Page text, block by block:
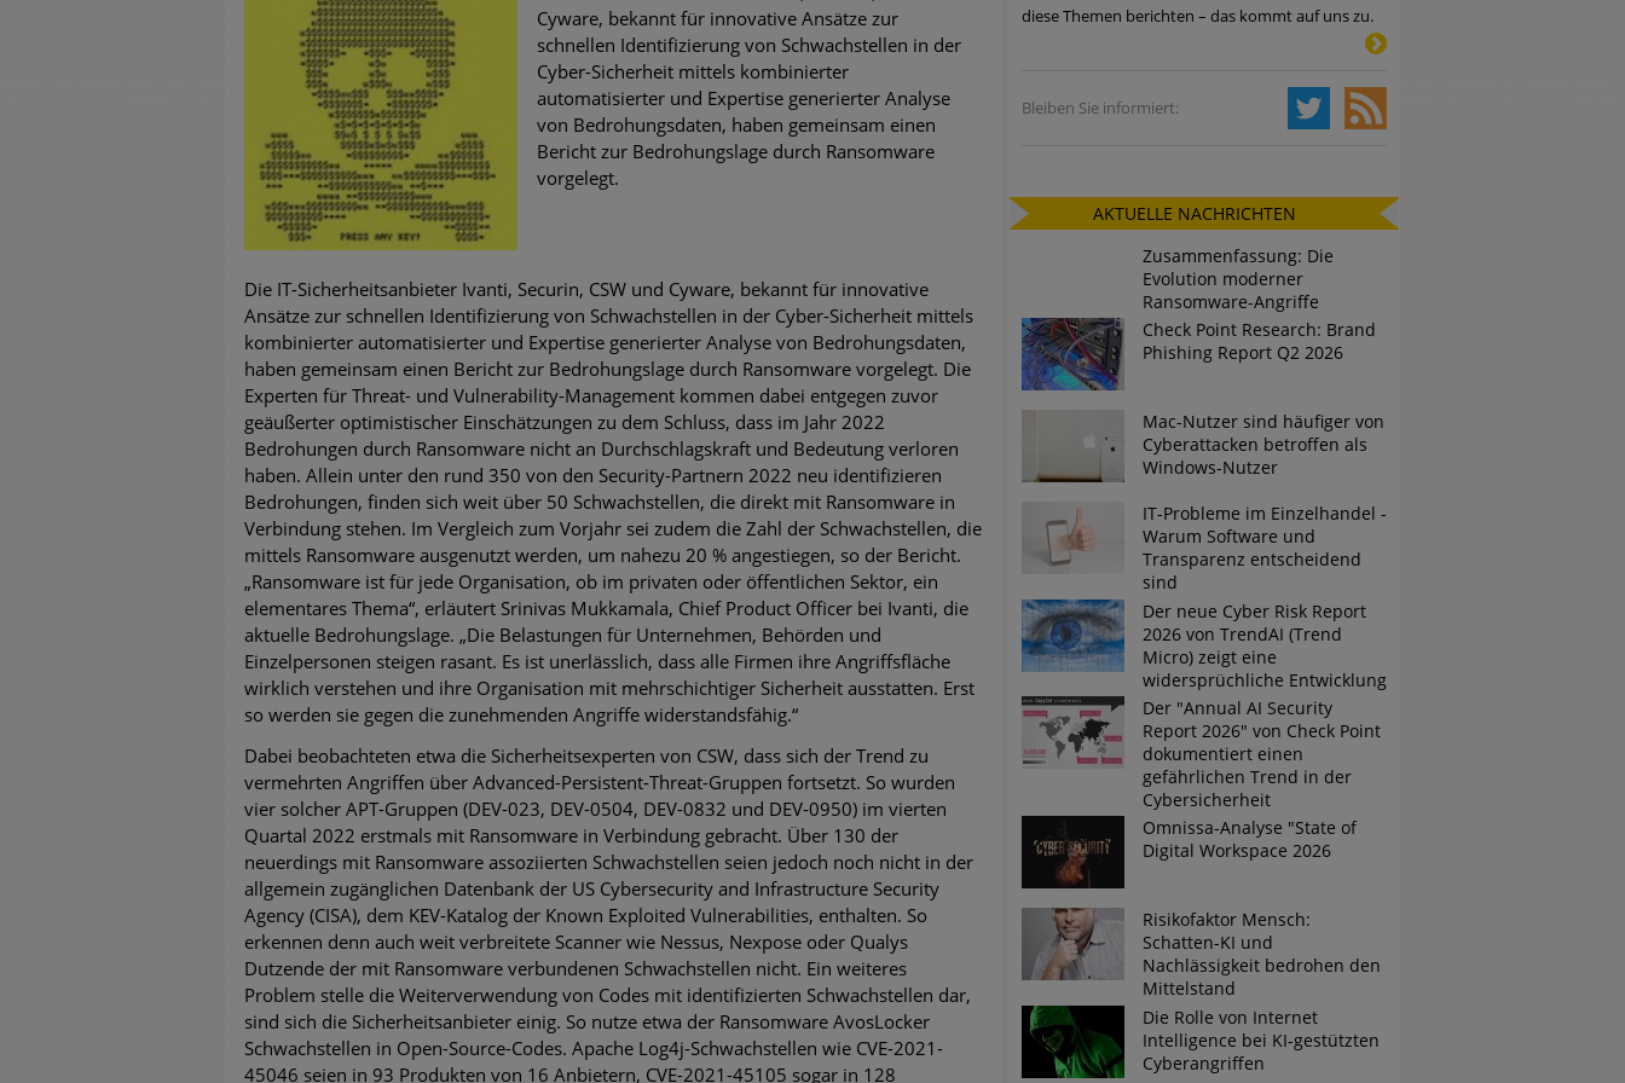
unterschätzen
Weiterentwicklung der HTTP-basierten Cyberangriffe lässt Experten vor Tsunami bei Web-DDoS-Angriffen
Phishing-Trend: Führungskräfte im Visier. Was hilft gegen Harpoon Whaling?
Aktuelle Phishing-Kampagnen mit großen Markennamen – Amazon hat nun reagiert
Fake-Unternehmensprofile auf LinkedIn: Unternehmen und Nutzer im Visier der Datendiebe
Cyber Experience Center in Augsburg
Cyware, bekannt für innovative Ansätze zur
schnellen Identifizierung von Schwachstellen in der
Cyber-Sicherheit mittels kombinierter
automatisierter und Expertise generierter Analyse
von Bedrohungsdaten, haben gemeinsam einen
Bericht zur Bedrohungslage durch Ransomware
vorgelegt.
Die IT-Sicherheitsanbieter Ivanti, Securin, CSW und Cyware, bekannt für innovative
Ansätze zur schnellen Identifizierung von Schwachstellen in der Cyber-Sicherheit mittels
kombinierter automatisierter und Expertise generierter Analyse von Bedrohungsdaten,
haben gemeinsam einen Bericht zur Bedrohungslage durch Ransomware vorgelegt. Die
Experten für Threat- und Vulnerability-Management kommen dabei entgegen zuvor
geäußerter optimistischer Einschätzungen zu dem Schluss, dass im Jahr 2022
Bedrohungen durch Ransomware nicht an Durchschlagskraft und Bedeutung verloren
haben. Allein unter den rund 350 von den Security-Partnern 2022 neu identifizieren
Bedrohungen, finden sich weit über 50 Schwachstellen, die direkt mit Ransomware in
Verbindung stehen. Im Vergleich zum Vorjahr sei zudem die Zahl der Schwachstellen, die
mittels Ransomware ausgenutzt werden, um nahezu 20 % angestiegen, so der Bericht.
„Ransomware ist für jede Organisation, ob im privaten oder öffentlichen Sektor, ein
elementares Thema“, erläutert Srinivas Mukkamala, Chief Product Officer bei Ivanti, die
aktuelle Bedrohungslage. „Die Belastungen für Unternehmen, Behörden und
Einzelpersonen steigen rasant. Es ist unerlässlich, dass alle Firmen ihre Angriffsfläche
wirklich verstehen und ihre Organisation mit mehrschichtiger Sicherheit ausstatten. Erst
so werden sie gegen die zunehmenden Angriffe widerstandsfähig.“
Dabei beobachteten etwa die Sicherheitsexperten von CSW, dass sich der Trend zu
vermehrten Angriffen über Advanced-Persistent-Threat-Gruppen fortsetzt. So wurden
vier solcher APT-Gruppen (DEV-023, DEV-0504, DEV-0832 und DEV-0950) im vierten
Quartal 2022 erstmals mit Ransomware in Verbindung gebracht. Über 130 der
neuerdings mit Ransomware assoziierten Schwachstellen seien jedoch noch nicht in der
allgemein zugänglichen Datenbank der US Cybersecurity and Infrastructure Security
Agency (CISA), dem KEV-Katalog der Known Exploited Vulnerabilities, enthalten. So
erkennen denn auch weit verbreitete Scanner wie Nessus, Nexpose oder Qualys
Dutzende der mit Ransomware verbundenen Schwachstellen nicht. Ein weiteres
Problem stelle die Weiterverwendung von Codes mit identifizierten Schwachstellen dar,
sind sich die Sicherheitsanbieter einig. So nutze etwa der Ransomware AvosLocker
Schwachstellen in Open-Source-Codes. Apache Log4j-Schwachstellen wie CVE-2021-
45046 seien in 93 Produkten von 16 Anbietern, CVE-2021-45105 sogar in 128
diese Themen berichten – das kommt auf uns zu.
Bleiben Sie informiert:
AKTUELLE NACHRICHTEN
Zusammenfassung: Die
Evolution moderner
Ransomware-Angriffe
Check Point Research: Brand
Phishing Report Q2 2026
Mac-Nutzer sind häufiger von
Cyberattacken betroffen als
Windows-Nutzer
IT-Probleme im Einzelhandel -
Warum Software und
Transparenz entscheidend
sind
Der neue Cyber Risk Report
2026 von TrendAI (Trend
Micro) zeigt eine
widersprüchliche Entwicklung
Der "Annual AI Security
Report 2026" von Check Point
dokumentiert einen
gefährlichen Trend in der
Cybersicherheit
Omnissa-Analyse "State of
Digital Workspace 2026
Risikofaktor Mensch:
Schatten-KI und
Nachlässigkeit bedrohen den
Mittelstand
Die Rolle von Internet
Intelligence bei KI-gestützten
Cyberangriffen